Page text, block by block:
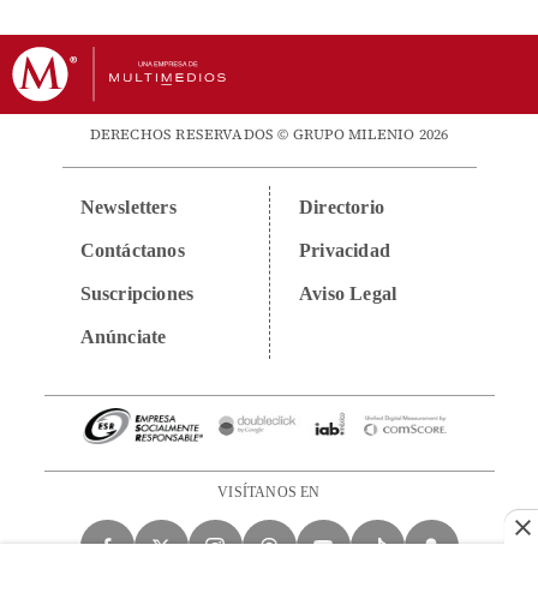
DERECHOS RESERVADOS © GRUPO MILENIO 2026
Newsletters
Contáctanos
Suscripciones
Anúnciate
Directorio
Privacidad
Aviso Legal
VISÍTANOS EN